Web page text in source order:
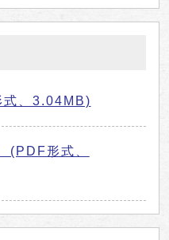
式、3.04MB)
(PDF形式、